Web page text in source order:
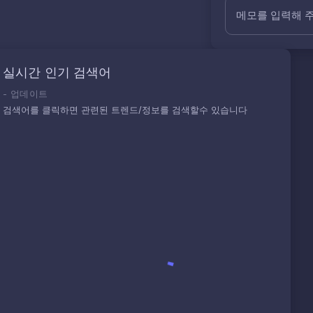
메모를 입력해
실시간 인기 검색어
- 업데이트
검색어를 클릭하면 관련된 트렌드/정보를 검색할수 있습니다